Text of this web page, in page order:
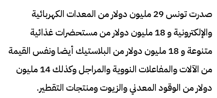
صدرت تونس 29 مليون دولار من المعدات الكهربائية
والإلكترونية و 18 مليون دولار من مستحضرات غذائية
متنوعة و 18 مليون دولار من البلاستيك أيضا ونفس القيمة
من الآلات والمفاعلات النووية والمراجل وكذلك 14 مليون
دولار من الوقود المعدني والزيوت ومنتجات التقطير.